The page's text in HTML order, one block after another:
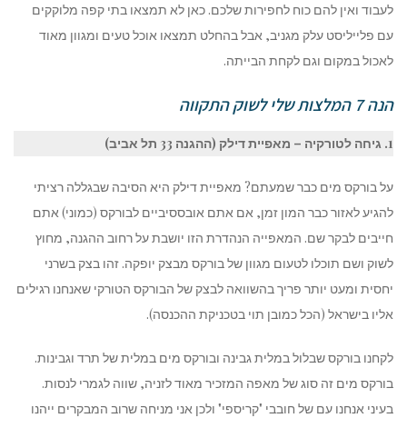
לעבוד ואין להם כוח לחפירות שלכם. כאן לא תמצאו בתי קפה מלוקקים
עם פלייליסט עלק מגניב, אבל בהחלט תמצאו אוכל טעים ומגוון מאוד
לאכול במקום וגם לקחת הבייתה.
הנה 7 המלצות שלי לשוק התקווה
1. גיחה לטורקיה – מאפיית דילק (ההגנה 33 תל אביב)
על בורקס מים כבר שמעתם? מאפיית דילק היא הסיבה שבגללה רציתי
להגיע לאזור כבר המון זמן, אם אתם אובססיביים לבורקס (כמוני) אתם
חייבים לבקר שם. המאפייה הנהדרת הזו יושבת על רחוב ההגנה, מחוץ
לשוק ושם תוכלו לטעום מגוון של בורקס מבצק יופקה. זהו בצק בשרני
יחסית ומעט יותר פריך בהשוואה לבצק של הבורקס הטורקי שאנחנו רגילים
אליו בישראל (הכל כמובן תוי בטכניקת ההכנסה).
לקחנו בורקס שבלול במלית גבינה ובורקס מים במלית של תרד וגבינות.
בורקס מים זה סוג של מאפה המזכיר מאוד לזניה, שווה לגמרי לנסות.
בעיני אנחנו עם של חובבי "קריספי" ולכן אני מניחה שרוב המבקרים ייהנו